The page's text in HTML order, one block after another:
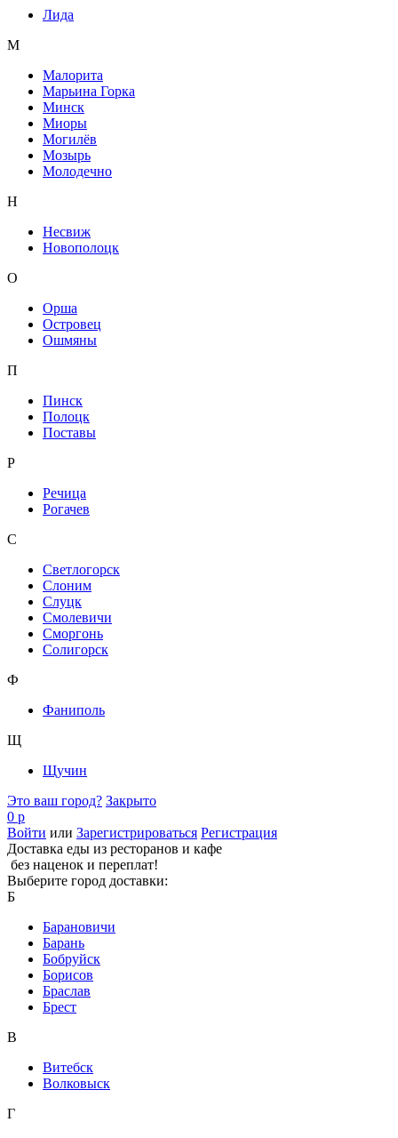
Лида
М
Малорита
Марьина Горка
Минск
Миоры
Могилёв
Мозырь
Молодечно
Н
Несвиж
Новополоцк
О
Орша
Островец
Ошмяны
П
Пинск
Полоцк
Поставы
Р
Речица
Рогачев
С
Светлогорск
Слоним
Слуцк
Смолевичи
Сморгонь
Солигорск
Ф
Фаниполь
Щ
Щучин
Это ваш город? Закрыто
0 р
Войти или Зарегистрироваться Регистрация
Доставка еды из ресторанов и кафе
без наценок и переплат!
Выберите город доставки:
Б
Барановичи
Барань
Бобруйск
Борисов
Браслав
Брест
В
Витебск
Волковыск
Г